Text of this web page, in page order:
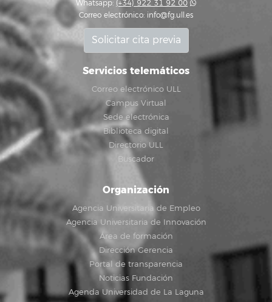
Whatsapp: (+34) 922 31 92 00
Correo electrónico: info@fg.ull.es
Solicitar cita previa
Servicios telemáticos
Correo electrónico ULL
Campus Virtual
Sede electrónica
Biblioteca digital
Directorio ULL
Buscador
Organización
Agencia Universitaria de Empleo
Agencia Universitaria de Innovación
Área de formación
Dirección Gerencia
Portal de transparencia
Noticias Fundación
Agenda Universidad de La Laguna